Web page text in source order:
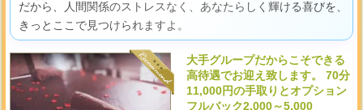
だから、人間関係のストレスなく、あなたらしく輝ける喜びを、
きっとここで見つけられますよ。
大手グループだからこそできる
高待遇でお迎え致します。 70分
11,000円の手取りとオプション
フルバック2,000～5,000